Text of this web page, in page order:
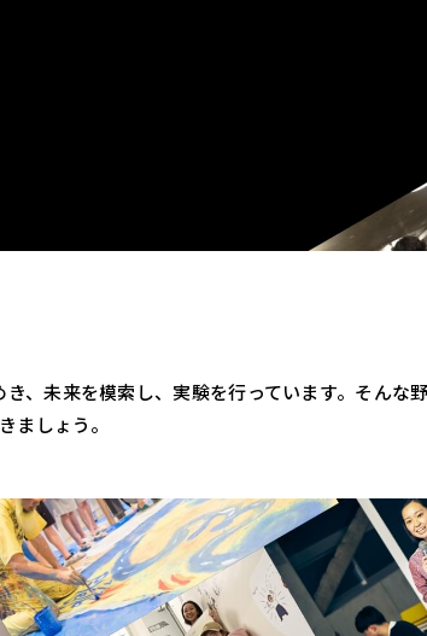
、未来を模索し、実験を行っています。そんな
ましょう。